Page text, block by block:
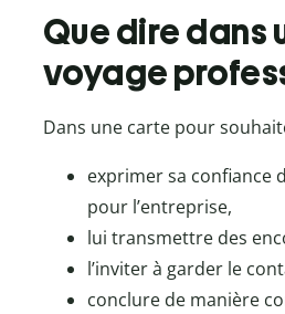
Que dire dans
voyage
Dans une carte pour
exprimer sa confiance
pour l’entreprise,
lui transmettre des
l’inviter à garder le
conclure de manière